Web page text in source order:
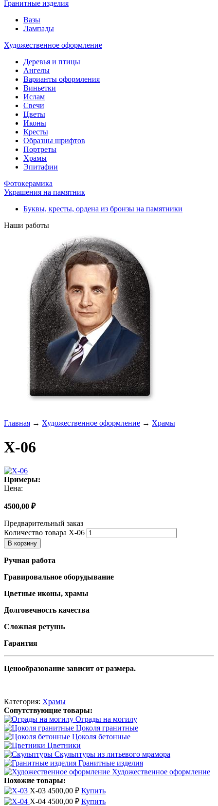
Гранитные изделия
Вазы
Лампады
Художественное оформление
Деревья и птицы
Ангелы
Варианты оформления
Виньетки
Ислам
Свечи
Цветы
Иконы
Кресты
Образцы шрифтов
Портреты
Храмы
Эпитафии
Фотокерамика
Украшения на памятник
Буквы, кресты, ордена из бронзы на памятники
Наши работы
Главная → Художественное оформление → Храмы
Х-06
Примеры:
Цена:
4500,00 ₽
Предварительный заказ
Количество товара Х-06
В корзину
Ручная работа
Гравировальное оборудывание
Цветные иконы, храмы
Долговечность качества
Сложная ретушь
Гарантия
Ценообразование зависит от размера.
Категория: Храмы
Сопутствующие товары:
Ограды на могилу
Цоколя гранитные
Цоколя бетонные
Цветники
Скульптуры из литьевого мрамора
Гранитные изделия
Художественное оформление
Похожие товары:
Х-03 4500,00 ₽ Купить
Х-04 4500,00 ₽ Купить